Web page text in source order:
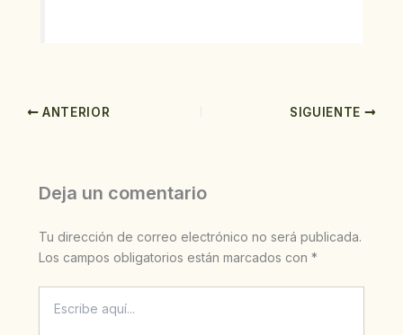
ANTERIOR SIGUIENTE
Deja un comentario
Tu dirección de correo electrónico no será publicada.
Los campos obligatorios están marcados con *
aquí...